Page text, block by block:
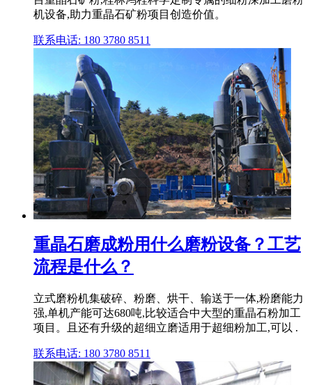
机设备,助力重晶石矿粉项目创造价值。
联系电话: 180 3780 8511
重晶石磨成粉用什么磨粉设备？工艺
流程是什么？
立式磨粉机集破碎、粉磨、烘干、输送于一体,粉磨能力
强,单机产能可达680吨,比较适合中大型的重晶石粉加工
项目。且还有升级的超细立磨适用于超细粉加工,可以 .
联系电话: 180 3780 8511